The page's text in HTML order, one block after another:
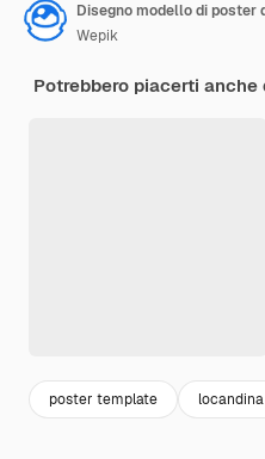
Disegno modello di poster
Wepik
Potrebbero piacerti
poster template locandina